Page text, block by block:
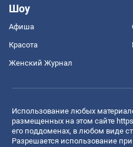
Шоу
Афиша
Красота
Женский Журнал
Использование любых
размещенных на этом сайте
его поддоменах, в любом виде
Разрешается использование